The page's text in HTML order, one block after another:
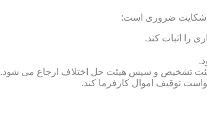
شکایت ضروری است:
را اثبات کند.
هیئت تشخیص و سپس هیئت حل اختلاف ارجاع می شود.
توقیف اموال کارفرما کند.